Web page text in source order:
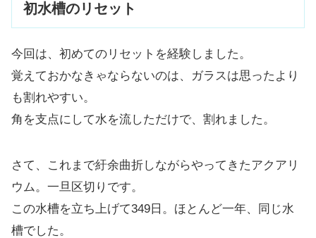
初水槽のリセット
今回は、初めてのリセットを経験しました。
覚えておかなきゃならないのは、ガラスは思ったより
も割れやすい。
角を支点にして水を流しただけで、割れました。
さて、これまで紆余曲折しながらやってきたアクアリ
ウム。一旦区切りです。
この水槽を立ち上げて349日。ほとんど一年、同じ水
槽でした。